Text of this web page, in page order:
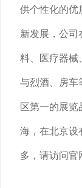
供个性化的优
新发展，公司
料、医疗器械
与烈酒、房车
区第一的展览
海，在北京设
多，请访问官